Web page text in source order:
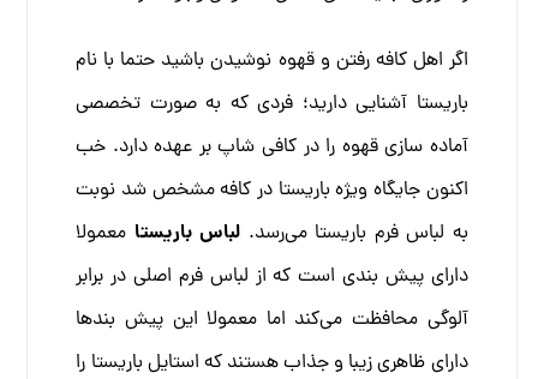
اگر اهل کافه رفتن و قهوه نوشیدن باشید حتما با نام
باریستا آشنایی دارید؛ فردی که به صورت تخصصی
آماده سازی قهوه را در کافی شاپ بر عهده دارد. خب
اکنون جایگاه ویژه باریستا در کافه مشخص شد نوبت
به لباس فرم باریستا می‌رسد. لباس باریستا معمولا
دارای پیش بندی است که از لباس فرم اصلی در برابر
آلوگی محافظت می‌کند اما معمولا این پیش بند‌ها
دارای ظاهری زیبا و جذاب هستند که استایل باریستا را